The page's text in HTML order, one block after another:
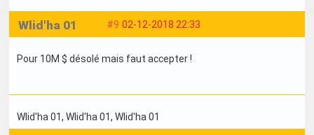
#9 02-12-2018 22:33
Wlid'ha 01
Pour 10M $ désolé mais faut accepter !
Wlid'ha 01, Wlid'ha 01, Wlid'ha 01